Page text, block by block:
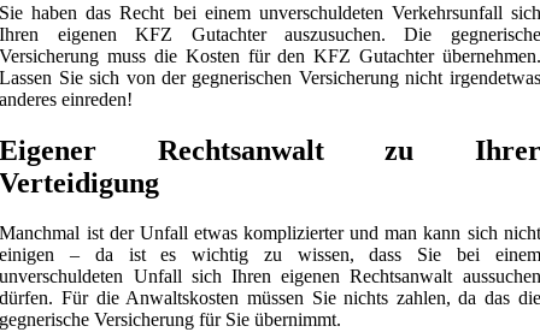
Sie haben das Recht bei einem unverschuldeten Verkehrsunfall sich
Ihren eigenen KFZ Gutachter auszusuchen. Die gegnerische
Versicherung muss die Kosten für den KFZ Gutachter übernehmen.
Lassen Sie sich von der gegnerischen Versicherung nicht irgendetwas
anderes einreden!
Eigener Rechtsanwalt zu Ihrer
Verteidigung
Manchmal ist der Unfall etwas komplizierter und man kann sich nicht
einigen – da ist es wichtig zu wissen, dass Sie bei einem
unverschuldeten Unfall sich Ihren eigenen Rechtsanwalt aussuchen
dürfen. Für die Anwaltskosten müssen Sie nichts zahlen, da das die
gegnerische Versicherung für Sie übernimmt.